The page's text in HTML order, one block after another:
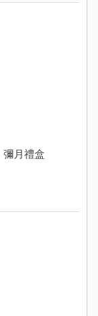
彌月禮盒